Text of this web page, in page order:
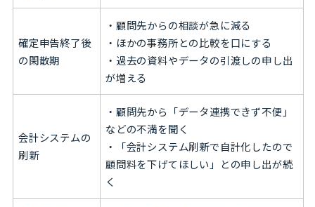
確定申告終了後
の閑散期
・顧問先からの相談が急に減る
・ほかの事務所との比較を口にする
・過去の資料やデータの引渡しの申し出
が増える
会計システムの
刷新
・顧問先から「データ連携できず不便」
などの不満を聞く
・「会計システム刷新で自計化したので
顧問料を下げてほしい」との申し出が続
く